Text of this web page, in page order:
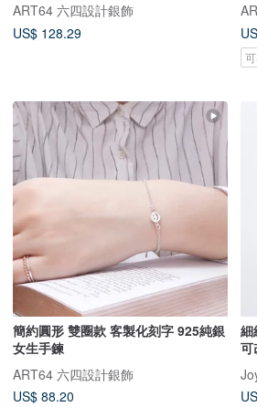
ART64 六四設計銀飾
US$ 128.29
簡約圓形 雙圈款 客製化刻字 925純銀
女生手鍊
ART64 六四設計銀飾
US$ 88.20
細
可